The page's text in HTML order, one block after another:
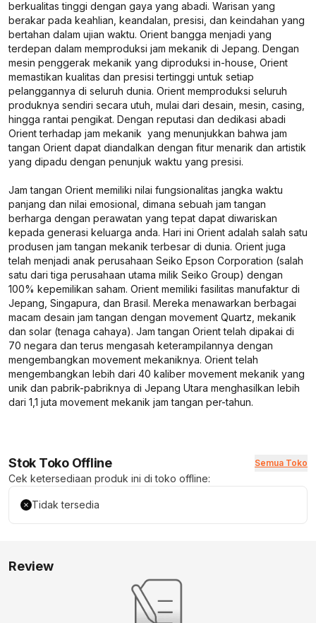
berkualitas tinggi dengan gaya yang abadi. Warisan yang
berakar pada keahlian, keandalan, presisi, dan keindahan yang
bertahan dalam ujian waktu. Orient bangga menjadi yang
terdepan dalam memproduksi jam mekanik di Jepang. Dengan
mesin penggerak mekanik yang diproduksi in-house, Orient
memastikan kualitas dan presisi tertinggi untuk setiap
pelanggannya di seluruh dunia. Orient memproduksi seluruh
produknya sendiri secara utuh, mulai dari desain, mesin, casing,
hingga rantai pengikat. Dengan reputasi dan dedikasi abadi
Orient terhadap jam mekanik yang menunjukkan bahwa jam
tangan Orient dapat diandalkan dengan fitur menarik dan artistik
yang dipadu dengan penunjuk waktu yang presisi.
Jam tangan Orient memiliki nilai fungsionalitas jangka waktu
panjang dan nilai emosional, dimana sebuah jam tangan
berharga dengan perawatan yang tepat dapat diwariskan
kepada generasi keluarga anda. Hari ini Orient adalah salah satu
produsen jam tangan mekanik terbesar di dunia. Orient juga
telah menjadi anak perusahaan Seiko Epson Corporation (salah
satu dari tiga perusahaan utama milik Seiko Group) dengan
100% kepemilikan saham. Orient memiliki fasilitas manufaktur di
Jepang, Singapura, dan Brasil. Mereka menawarkan berbagai
macam desain jam tangan dengan movement Quartz, mekanik
dan solar (tenaga cahaya). Jam tangan Orient telah dipakai di
70 negara dan terus mengasah keterampilannya dengan
mengembangkan movement mekaniknya. Orient telah
mengembangkan lebih dari 40 kaliber movement mekanik yang
unik dan pabrik-pabriknya di Jepang Utara menghasilkan lebih
dari 1,1 juta movement mekanik jam tangan per-tahun.
Stok Toko Offline Semua Toko
Cek ketersediaan produk ini di toko offline:
Tidak tersedia
Review